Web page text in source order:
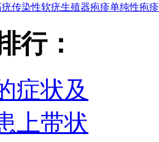
疣传染性软疣生殖器疱疹单纯性疱疹
行：
症状及
上带状